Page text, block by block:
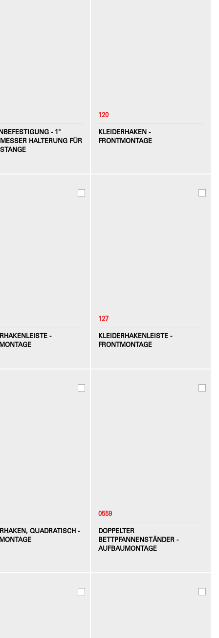
- 1"
HALTERUNG FÜR
120
KLEIDERHAKEN -
FRONTMONTAGE
-
127
KLEIDERHAKENLEISTE -
FRONTMONTAGE
QUADRATISCH -
0559
DOPPELTER
BETTPFANNENSTÄNDER -
AUFBAUMONTAGE